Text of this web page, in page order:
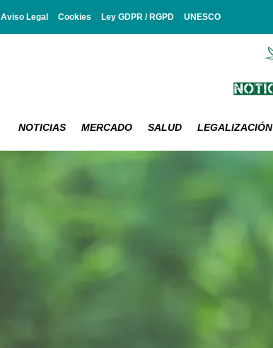
Aviso Legal Cookies Ley GDPR / RGPD UNESCO
NOTICIAS MERCADO SALUD LEGALIZACIÓN